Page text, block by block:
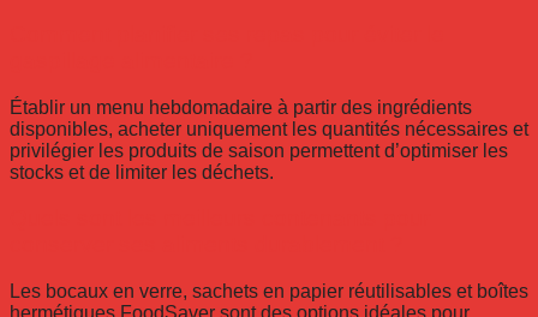
Établir un menu hebdomadaire à partir des ingrédients
disponibles, acheter uniquement les quantités nécessaires et
privilégier les produits de saison permettent d’optimiser les
stocks et de limiter les déchets.
Les bocaux en verre, sachets en papier réutilisables et boîtes